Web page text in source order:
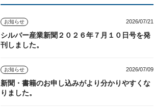
お知らせ 2026/07/21
シルバー産業新聞２０２６年７月１０日号を発
刊しました。
お知らせ 2026/07/09
新聞・書籍のお申し込みがより分かりやすくな
りました。